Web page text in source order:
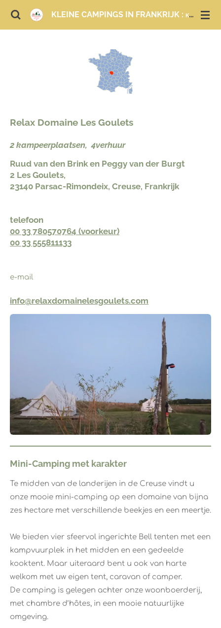
Ga
KLEINE CAMPINGS IN FRANKRIJK : KAMPEREN EN LOGEREN
Relax Domaine Les Goulets
2 kampeerplaatsen, 4verhuur
Ruud van den Brink en Peggy van der Burgt
2 Les Goulets,
23140 Parsac-Rimondeix, Creuse, Frankrijk​
telefoon
00 33 780570764 (voorkeur)
00 33 555811133
e-mail
info@relaxdomainelesgoulets.com
Mini-Camping met karakter
Te midden van de landerijen in de Creuse vindt u
onze mooie mini-camping op een domaine van bijna
zes hectare met verschillende beekjes en een meertje.
We bieden vier sfeervol ingerichte Bell tenten met een
kampvuurplek in het midden en een gedeelde
kooktent. Maar uiteraard bent u ook van harte
welkom met uw eigen tent, caravan of camper.
De camping is gelegen achter onze woonboerderij,
met chambre d’hôtes, in een mooie natuurlijke
omgeving.